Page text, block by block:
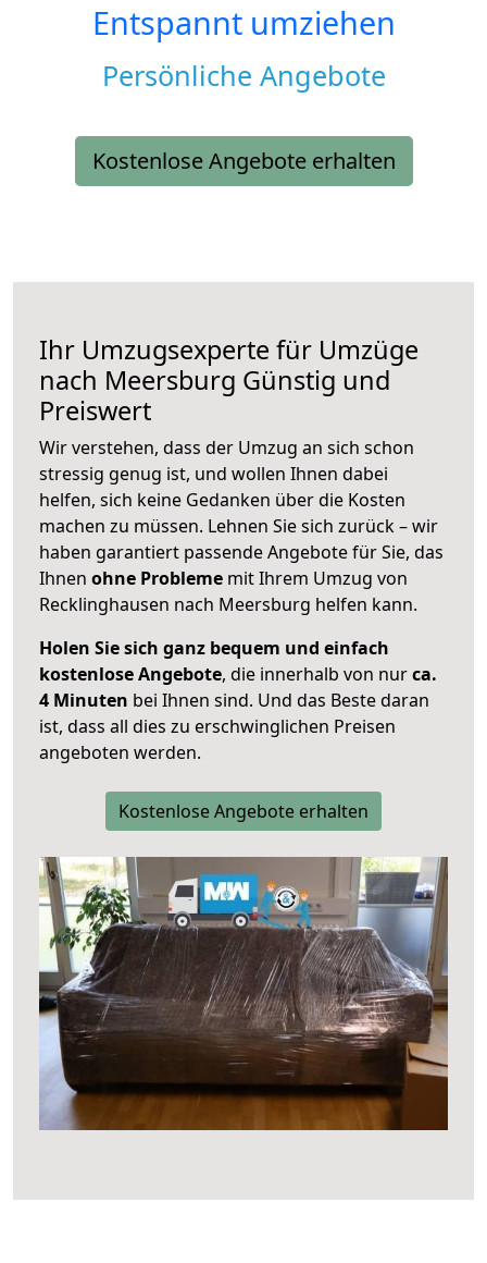
Entspannt umziehen
Persönliche Angebote
Kostenlose Angebote erhalten
Ihr Umzugsexperte für Umzüge
nach Meersburg Günstig und
Preiswert
Wir verstehen, dass der Umzug an sich schon
stressig genug ist, und wollen Ihnen dabei
helfen, sich keine Gedanken über die Kosten
machen zu müssen. Lehnen Sie sich zurück – wir
haben garantiert passende Angebote für Sie, das
Ihnen ohne Probleme mit Ihrem Umzug von
Recklinghausen nach Meersburg helfen kann.
Holen Sie sich ganz bequem und einfach
kostenlose Angebote, die innerhalb von nurca.
4 Minuten bei Ihnen sind. Und das Beste daran
ist, dass all dies zu erschwinglichen Preisen
angeboten werden.
Kostenlose Angebote erhalten